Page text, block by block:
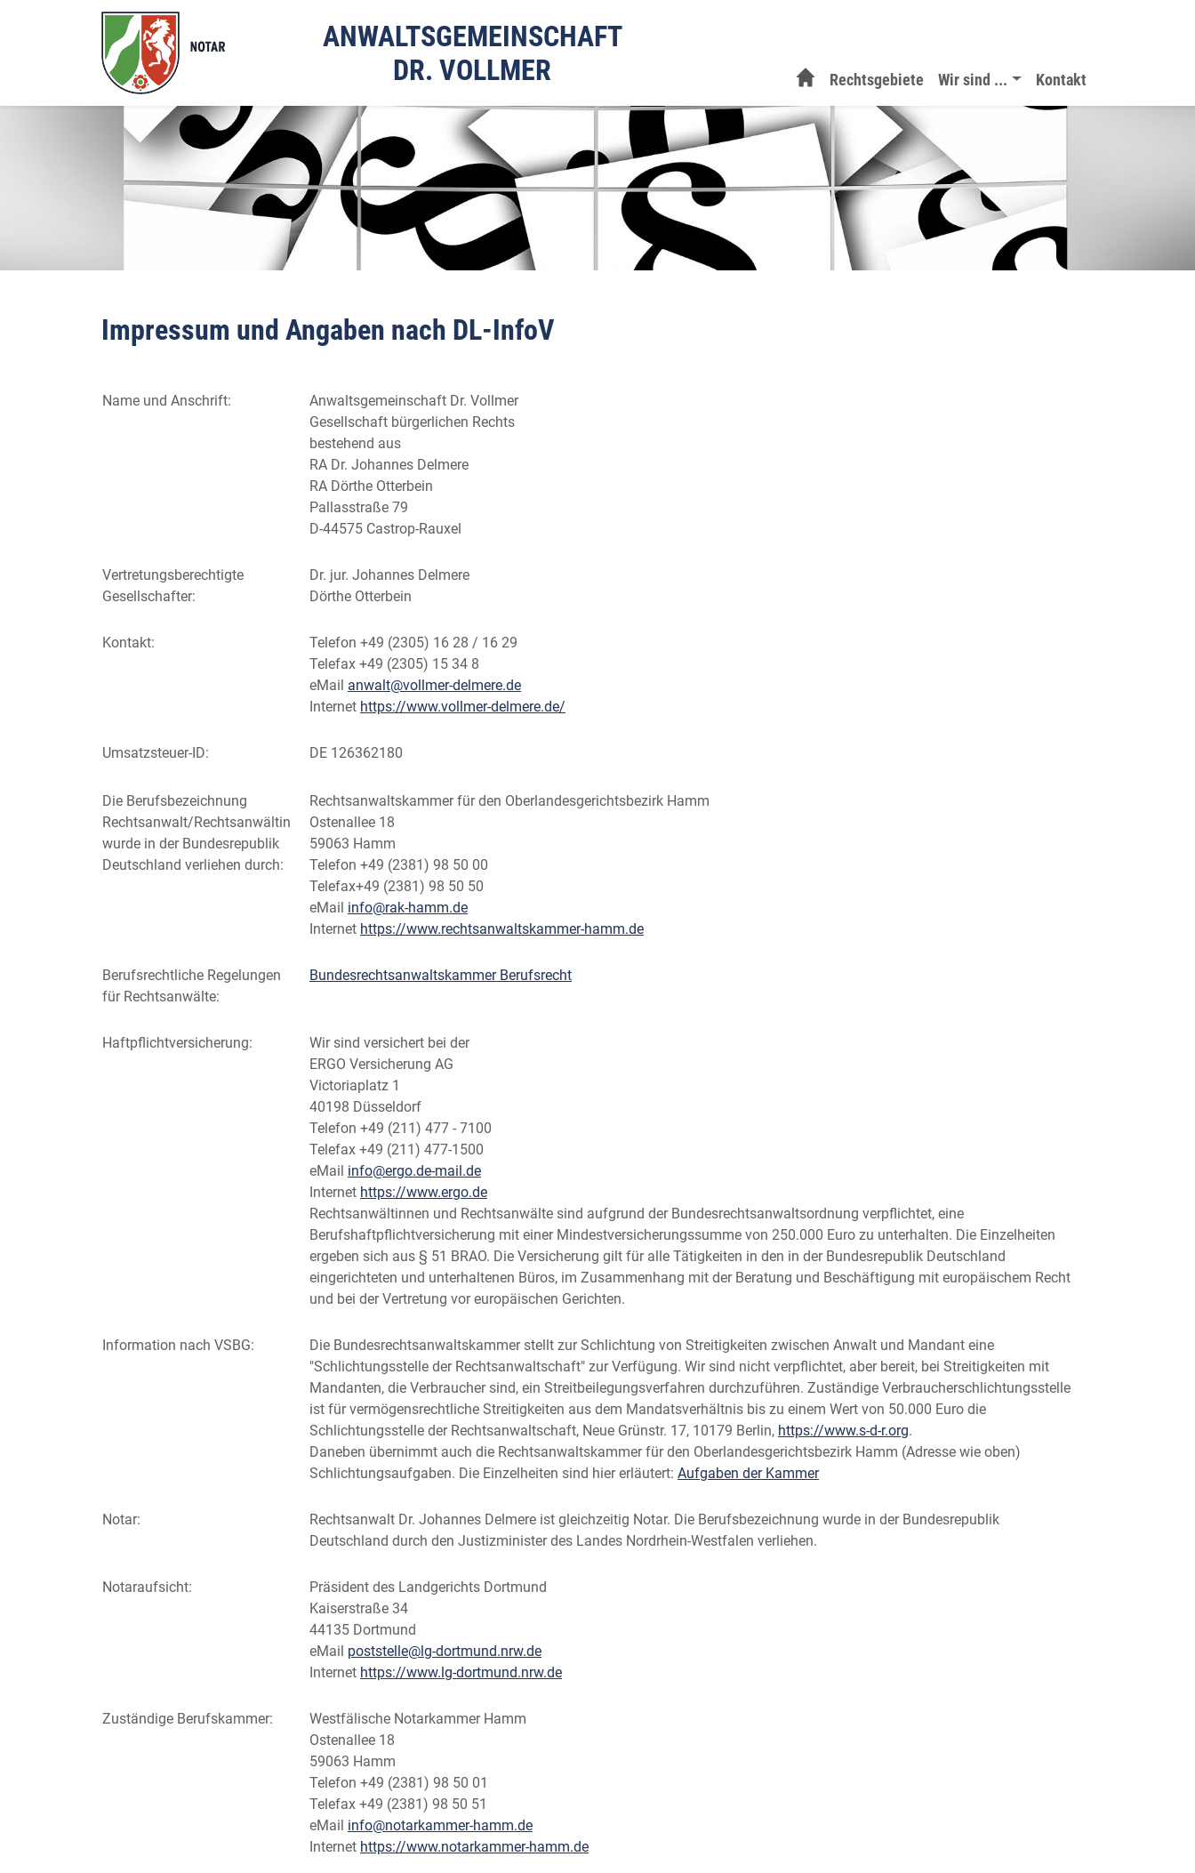
ANWALTSGEMEINSCHAFT
DR. VOLLMER
Rechtsgebiete Wir sind ... Kontakt
Impressum und Angaben nach DL-InfoV
Name und Anschrift:
Anwaltsgemeinschaft Dr. Vollmer
Gesellschaft bürgerlichen Rechts
bestehend aus
RA Dr. Johannes Delmere
RA Dörthe Otterbein
Pallasstraße 79
D-44575 Castrop-Rauxel
Vertretungsberechtigte
Gesellschafter:
Dr. jur. Johannes Delmere
Dörthe Otterbein
Kontakt:
Telefon +49 (2305) 16 28 / 16 29
Telefax +49 (2305) 15 34 8
eMail anwalt@vollmer-delmere.de
Internet https://www.vollmer-delmere.de/
Umsatzsteuer-ID: DE 126362180
Die Berufsbezeichnung
Rechtsanwalt/Rechtsanwältin
wurde in der Bundesrepublik
Deutschland verliehen durch:
Rechtsanwaltskammer für den Oberlandesgerichtsbezirk Hamm
Ostenallee 18
59063 Hamm
Telefon +49 (2381) 98 50 00
Telefax+49 (2381) 98 50 50
eMail info@rak-hamm.de
Internet https://www.rechtsanwaltskammer-hamm.de
Berufsrechtliche Regelungen
für Rechtsanwälte:
Bundesrechtsanwaltskammer Berufsrecht
Haftpflichtversicherung:
Wir sind versichert bei der
ERGO Versicherung AG
Victoriaplatz 1
40198 Düsseldorf
Telefon +49 (211) 477 - 7100
Telefax +49 (211) 477-1500
eMail info@ergo.de-mail.de
Internet https://www.ergo.de
Rechtsanwältinnen und Rechtsanwälte sind aufgrund der Bundesrechtsanwaltsordnung verpflichtet, eine
Berufshaftpflichtversicherung mit einer Mindestversicherungssumme von 250.000 Euro zu unterhalten. Die Einzelheiten
ergeben sich aus § 51 BRAO. Die Versicherung gilt für alle Tätigkeiten in den in der Bundesrepublik Deutschland
eingerichteten und unterhaltenen Büros, im Zusammenhang mit der Beratung und Beschäftigung mit europäischem Recht
und bei der Vertretung vor europäischen Gerichten.
Information nach VSBG:
Die Bundesrechtsanwaltskammer stellt zur Schlichtung von Streitigkeiten zwischen Anwalt und Mandant eine
"Schlichtungsstelle der Rechtsanwaltschaft" zur Verfügung. Wir sind nicht verpflichtet, aber bereit, bei Streitigkeiten mit
Mandanten, die Verbraucher sind, ein Streitbeilegungsverfahren durchzuführen. Zuständige Verbraucherschlichtungsstelle
ist für vermögensrechtliche Streitigkeiten aus dem Mandatsverhältnis bis zu einem Wert von 50.000 Euro die
Schlichtungsstelle der Rechtsanwaltschaft, Neue Grünstr. 17, 10179 Berlin, https://www.s-d-r.org.
Daneben übernimmt auch die Rechtsanwaltskammer für den Oberlandesgerichtsbezirk Hamm (Adresse wie oben)
Schlichtungsaufgaben. Die Einzelheiten sind hier erläutert: Aufgaben der Kammer
Notar:
Rechtsanwalt Dr. Johannes Delmere ist gleichzeitig Notar. Die Berufsbezeichnung wurde in der Bundesrepublik
Deutschland durch den Justizminister des Landes Nordrhein-Westfalen verliehen.
Notaraufsicht:
Präsident des Landgerichts Dortmund
Kaiserstraße 34
44135 Dortmund
eMail poststelle@lg-dortmund.nrw.de
Internet https://www.lg-dortmund.nrw.de
Zuständige Berufskammer:
Westfälische Notarkammer Hamm
Ostenallee 18
59063 Hamm
Telefon +49 (2381) 98 50 01
Telefax +49 (2381) 98 50 51
eMail info@notarkammer-hamm.de
Internet https://www.notarkammer-hamm.de